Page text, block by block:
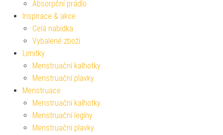
Absorpční prádlo
Inspirace & akce
Celá nabídka
Vybalené zboží
Limitky
Menstruační kalhotky
Menstruační plavky
Menstruace
Menstruační kalhotky
Menstruační legíny
Menstruační plavky